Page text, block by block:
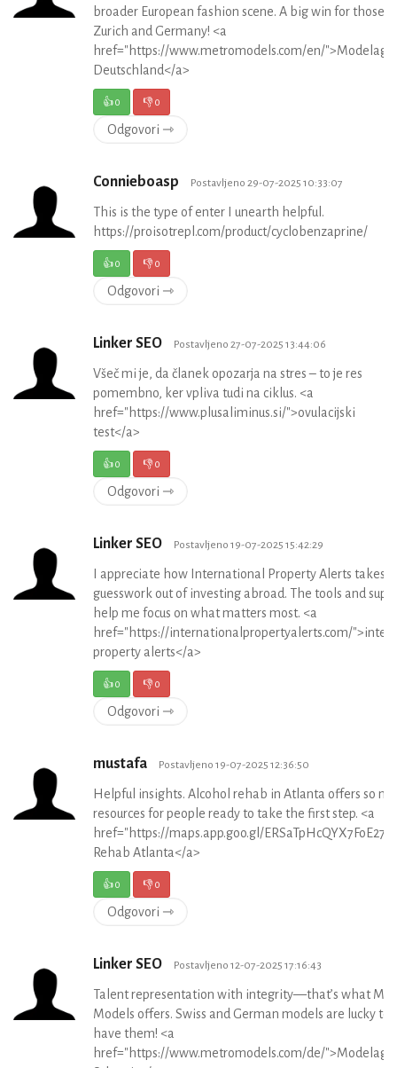
broader European fashion scene. A big win for those in
Zurich and Germany! <a
href="https://www.metromodels.com/en/
Deutschland</a>
👍0 👎0
Odgovori ⇾
Connieboasp Postavljeno 29-07-2025 10:33:07
This is the type of enter I unearth helpful.
https://proisotrepl.com/product/cyclobenzaprine/
👍0 👎0
Odgovori ⇾
Linker SEO Postavljeno 27-07-2025 13:44:06
Všeč mi je, da članek opozarja na stres – to je res
pomembno, ker vpliva tudi na ciklus. <a
href="https://www.plusaliminus.si/">ovulacijski
test</a>
👍0 👎0
Odgovori ⇾
Linker SEO Postavljeno 19-07-2025 15:42:29
I appreciate how International Property Alerts takes
guesswork out of investing abroad. The tools and
help me focus on what matters most. <a
href="https://internationalpropertyalerts.com/
property alerts</a>
👍0 👎0
Odgovori ⇾
mustafa Postavljeno 19-07-2025 12:36:50
Helpful insights. Alcohol rehab in Atlanta offers so
resources for people ready to take the first step. <a
href="https://maps.app.goo.gl/
Rehab Atlanta</a>
👍0 👎0
Odgovori ⇾
Linker SEO Postavljeno 12-07-2025 17:16:43
Talent representation with integrity—that’s what
Models offers. Swiss and German models are lucky to
have them! <a
href="https://www.metromodels.com/de/